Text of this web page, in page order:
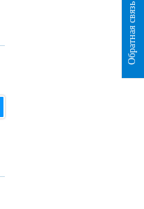
Обратная связь